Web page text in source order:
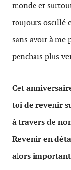
monde et
toujours oscillé
sans avoir à me
penchais plus
Cet
toi de revenir
à travers de
Revenir en
alors